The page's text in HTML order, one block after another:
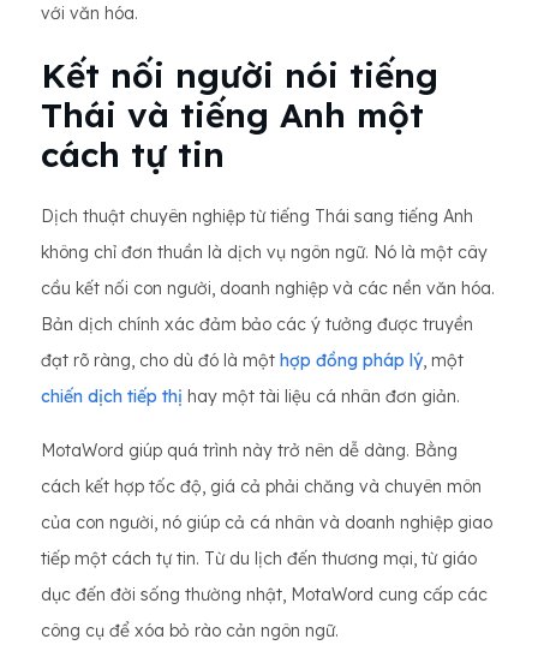
với văn hóa.
Kết nối người nói tiếng
Thái và tiếng Anh một
cách tự tin
Dịch thuật chuyên nghiệp từ tiếng Thái sang tiếng Anh
không chỉ đơn thuần là dịch vụ ngôn ngữ. Nó là một cây
cầu kết nối con người, doanh nghiệp và các nền văn hóa.
Bản dịch chính xác đảm bảo các ý tưởng được truyền
đạt rõ ràng, cho dù đó là một hợp đồng pháp lý, một
chiến dịch tiếp thị hay một tài liệu cá nhân đơn giản.
MotaWord giúp quá trình này trở nên dễ dàng. Bằng
cách kết hợp tốc độ, giá cả phải chăng và chuyên môn
của con người, nó giúp cả cá nhân và doanh nghiệp giao
tiếp một cách tự tin. Từ du lịch đến thương mại, từ giáo
dục đến đời sống thường nhật, MotaWord cung cấp các
công cụ để xóa bỏ rào cản ngôn ngữ.